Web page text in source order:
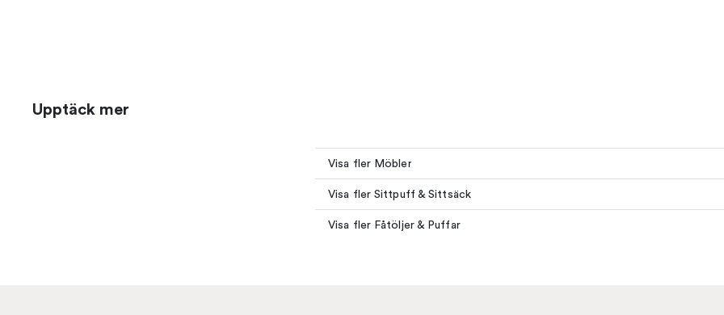
Upptäck mer
Visa fler Möbler
Visa fler Sittpuff & Sittsäck
Visa fler Fåtöljer & Puffar